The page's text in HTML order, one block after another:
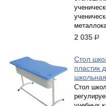
2 035 р.
Стол
пластик
Стол